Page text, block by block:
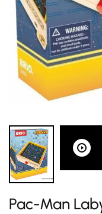
Pac-Man